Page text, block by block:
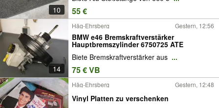
10 55 €
14
Häg-Ehrsberg Gestern, 12:56
BMW e46 Bremskraftverstärker
Hauptbremszylinder 6750725 ATE
Biete Bremskraftverstärker aus ...
75 € VB
Häg-Ehrsberg Gestern, 12:48
Vinyl Platten zu verschenken